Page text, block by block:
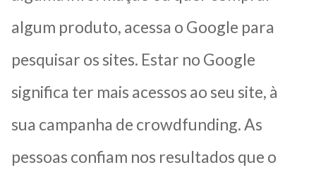
algum produto, acessa o Google para
pesquisar os sites. Estar no Google
significa ter mais acessos ao seu site, à
sua campanha de crowdfunding. As
pessoas confiam nos resultados que o